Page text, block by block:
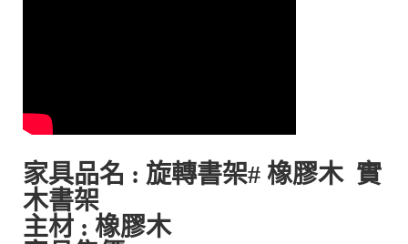
家具品名 : 旋轉書架# 橡膠木 實
木書架
主材 : 橡膠木